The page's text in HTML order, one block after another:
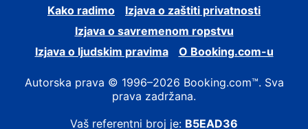
Kako radimo
Izjava o zaštiti privatnosti
Izjava o savremenom ropstvu
Izjava o ljudskim pravima
О Booking.com-u
Autorska prava © 1996–2026 Booking.com™. Sva
prava zadržana.
Vaš referentni broj je: B5EAD36